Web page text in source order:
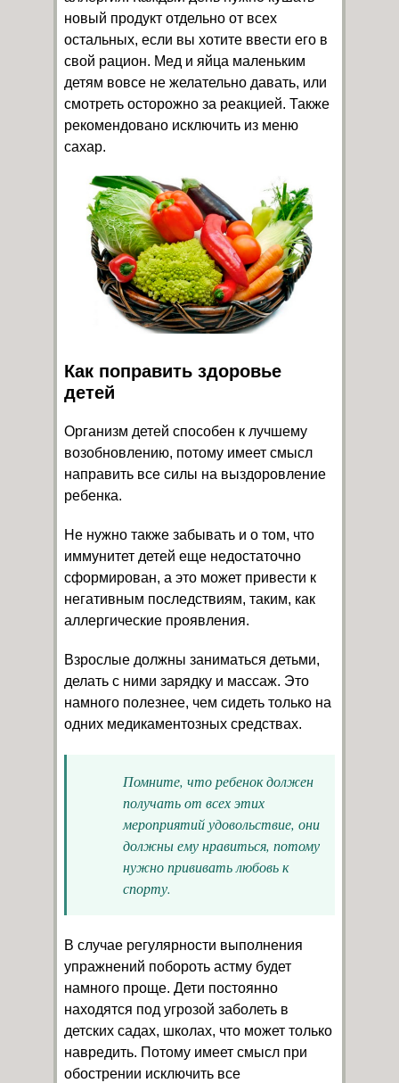
новый продукт отдельно от всех
остальных, если вы хотите ввести его в
свой рацион. Мед и яйца маленьким
детям вовсе не желательно давать, или
смотреть осторожно за реакцией. Также
рекомендовано исключить из меню
сахар.
Как поправить здоровье
детей
Организм детей способен к лучшему
возобновлению, потому имеет смысл
направить все силы на выздоровление
ребенка.
Не нужно также забывать и о том, что
иммунитет детей еще недостаточно
сформирован, а это может привести к
негативным последствиям, таким, как
аллергические проявления.
Взрослые должны заниматься детьми,
делать с ними зарядку и массаж. Это
намного полезнее, чем сидеть только на
одних медикаментозных средствах.
Помните, что ребенок должен
получать от всех этих
мероприятий удовольствие, они
должны ему нравиться, потому
нужно прививать любовь к
спорту.
В случае регулярности выполнения
упражнений побороть астму будет
намного проще. Дети постоянно
находятся под угрозой заболеть в
детских садах, школах, что может только
навредить. Потому имеет смысл при
обострении исключить все